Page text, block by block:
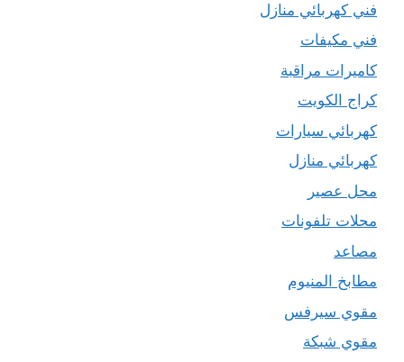
فني كهربائي منازل
فني مكيفات
كاميرات مراقبة
كراج الكويت
كهربائي سيارات
كهربائي منازل
محل عصير
محلات تلفونات
مصاعد
مطابخ المنيوم
مقوي سيرفس
مقوي شبكة